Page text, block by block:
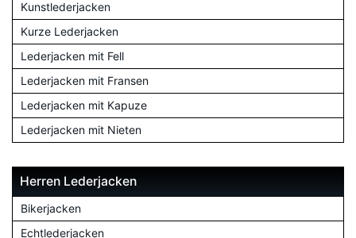
Kunstlederjacken
Kurze Lederjacken
Lederjacken mit Fell
Lederjacken mit Fransen
Lederjacken mit Kapuze
Lederjacken mit Nieten
Herren Lederjacken
Bikerjacken
Echtlederjacken